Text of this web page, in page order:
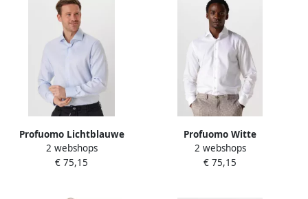
Profuomo Lichtblauwe
Overhemdjurk van Katoen
met Slim Fit Blue Heren
2 webshops
€ 75,15
Profuomo Witte
Overhemdjurk van Katoen
met Slim Fit White Heren
2 webshops
€ 75,15